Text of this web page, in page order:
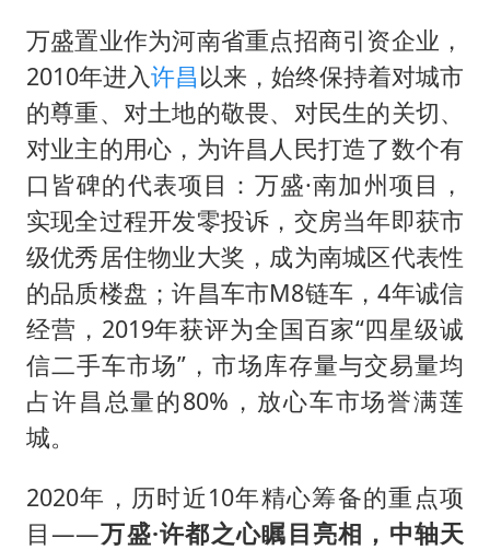
万盛置业作为河南省重点招商引资企业，
2010年进入许昌以来，始终保持着对城市
的尊重、对土地的敬畏、对民生的关切、
对业主的用心，为许昌人民打造了数个有
口皆碑的代表项目：万盛·南加州项目，
实现全过程开发零投诉，交房当年即获市
级优秀居住物业大奖，成为南城区代表性
的品质楼盘；许昌车市M8链车，4年诚信
经营，2019年获评为全国百家“四星级诚
信二手车市场”，市场库存量与交易量均
占许昌总量的80%，放心车市场誉满莲
城。
2020年，历时近10年精心筹备的重点项
目——万盛·许都之心瞩目亮相，中轴天